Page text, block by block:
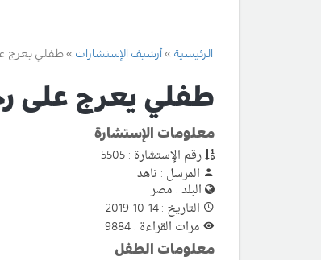
الرئيسية أرشيف الإستشارات طفلي يعرج
طفلي يعرج على
معلومات الإستشارة
رقم الإستشارة : 5505
المرسل : ناهد
البلد : مصر
التاريخ : 14-10-2019
مرات القراءة : 9884
معلومات الطفل